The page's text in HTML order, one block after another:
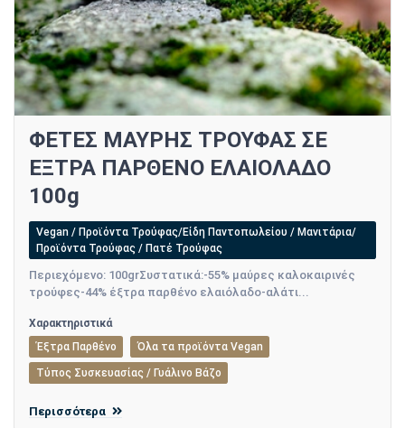
ΦΕΤΕΣ ΜΑΥΡΗΣ ΤΡΟΥΦΑΣ ΣΕ
ΕΞΤΡΑ ΠΑΡΘΕΝΟ ΕΛΑΙΟΛΑΔΟ
100g
Vegan / Προϊόντα Τρούφας/Είδη Παντοπωλείου / Μανιτάρια/
Προϊόντα Τρούφας / Πατέ Τρούφας
Περιεχόμενο: 100grΣυστατικά:-55% μαύρες καλοκαιρινές
τρούφες-44% έξτρα παρθένο ελαιόλαδο-αλάτι...
Χαρακτηριστικά
Έξτρα Παρθένο
Όλα τα προϊόντα Vegan
Τύπος Συσκευασίας / Γυάλινο Βάζο
Περισσότερα